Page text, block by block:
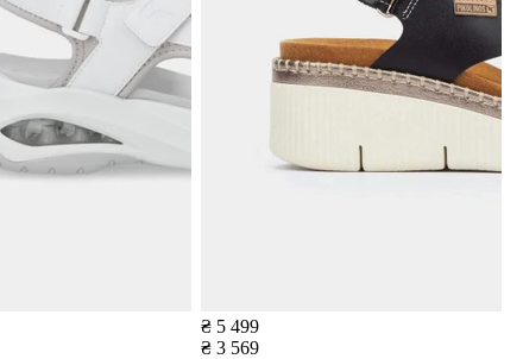
₴ 5 499
₴ 3 569